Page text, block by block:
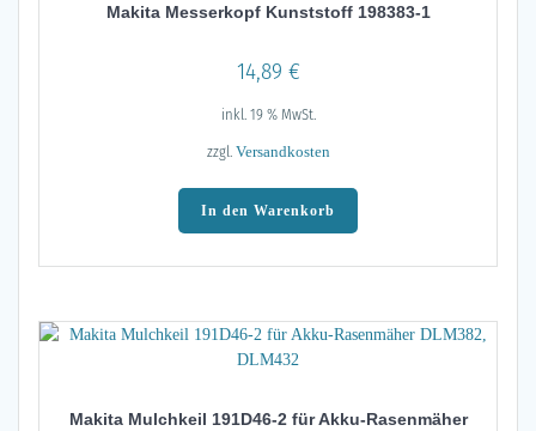
Makita Messerkopf Kunststoff 198383-1
14,89 €
inkl. 19 % MwSt.
zzgl. Versandkosten
In den Warenkorb
Makita Mulchkeil 191D46-2 für Akku-Rasenmäher